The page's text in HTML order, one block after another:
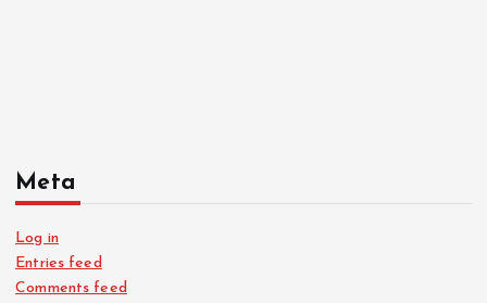
Meta
Log in
Entries feed
Comments feed